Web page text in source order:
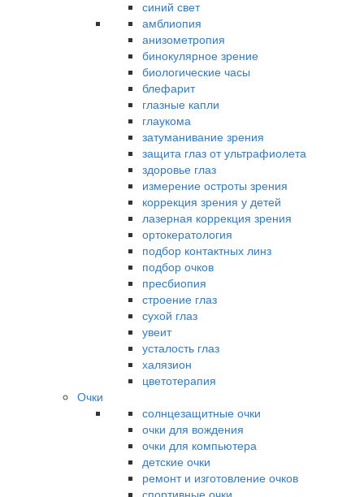
синий свет
амблиопия
анизометропия
бинокулярное зрение
биологические часы
блефарит
глазные капли
глаукома
затуманивание зрения
защита глаз от ультрафиолета
здоровье глаз
измерение остроты зрения
коррекция зрения у детей
лазерная коррекция зрения
ортокератология
подбор контактных линз
подбор очков
пресбиопия
строение глаз
сухой глаз
увеит
усталость глаз
халязион
цветотерапия
Очки
солнцезащитные очки
очки для вождения
очки для компьютера
детские очки
ремонт и изготовление очков